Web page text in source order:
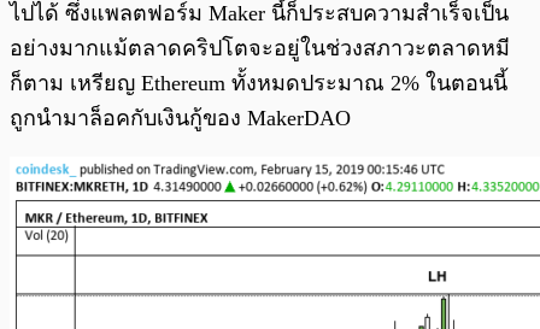
ไปได้ ซึ่งแพลตฟอร์ม Maker นี้ก็ประสบความสำเร็จเป็น
อย่างมากแม้ตลาดคริปโตจะอยู่ในช่วงสภาวะตลาดหมี
ก็ตาม เหรียญ Ethereum ทั้งหมดประมาณ 2% ในตอนนี้
ถูกนำมาล็อคกับเงินกู้ของ MakerDAO